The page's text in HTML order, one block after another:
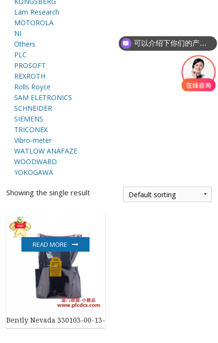
Lam Research
MOTOROLA
NI
Others
PLC
PROSOFT
REXROTH
Rolls Royce
SAM ELETRONICS
SCHNEIDER
SIEMENS
TRICONEX
Vibro-meter
WATLOW ANAFAZE
WOODWARD
YOKOGAWA
Showing the single result
Bently Nevada 330103-00-13-10-02-00 高精度振动监测传感器
READ MORE
可以介绍下你们的产品么